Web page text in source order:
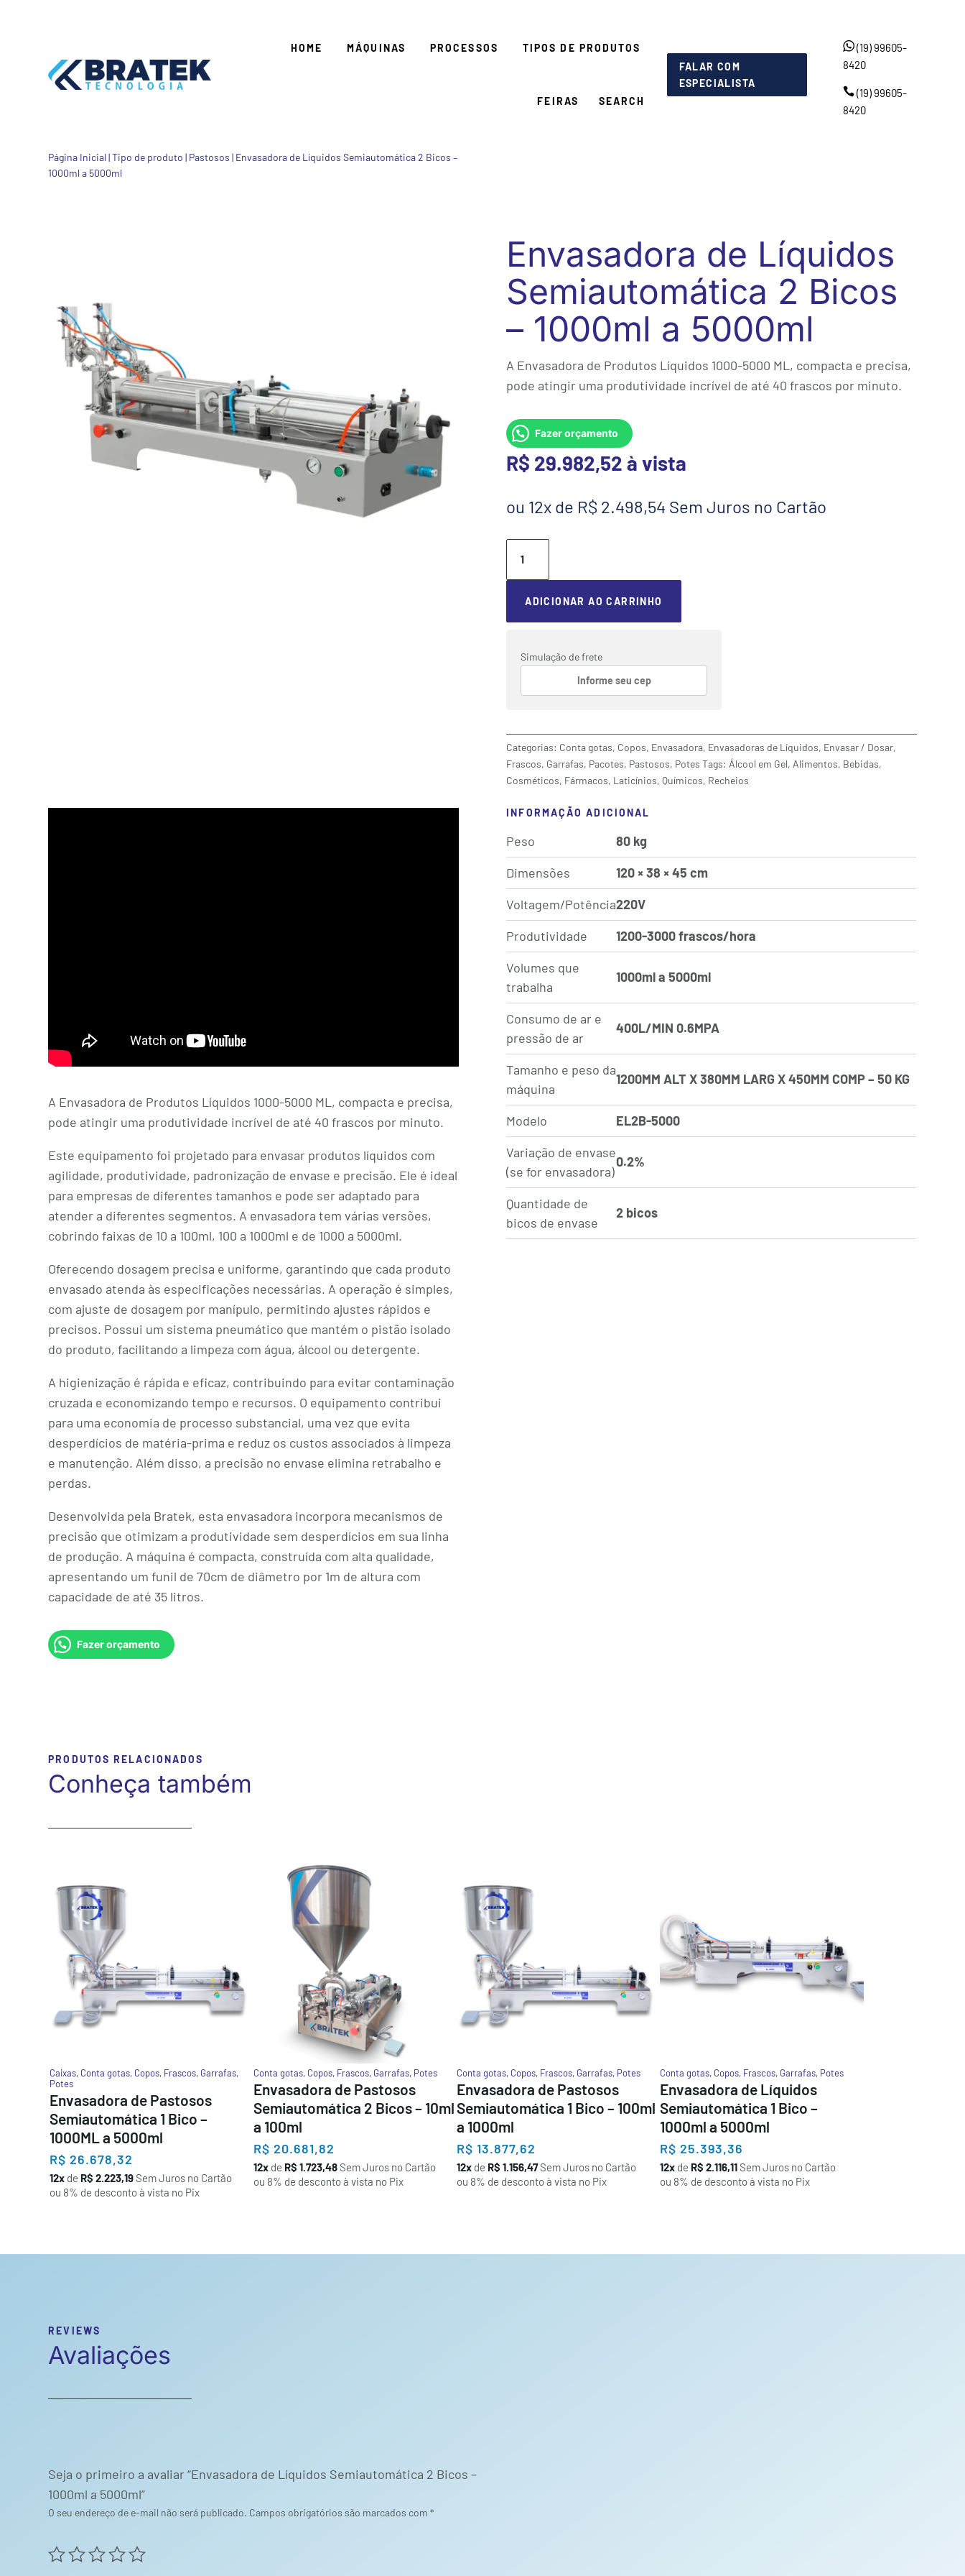
HOME MÁQUINAS PROCESSOS TIPOS DE PRODUTOS
FEIRAS SEARCH
FALAR COM
ESPECIALISTA
(19) 99605-
8420
(19) 99605-
8420
Página Inicial|Tipo de produto | Pastosos | Envasadora de Líquidos Semiautomática 2 Bicos –
1000ml a 5000ml
Envasadora de Líquidos
Semiautomática 2 Bicos
– 1000ml a 5000ml
A Envasadora de Produtos Líquidos 1000-5000 ML, compacta e precisa,
pode atingir uma produtividade incrível de até 40 frascos por minuto.
Fazer orçamento
R$ 29.982,52
ou 12x de R$ 2.498,54 Sem Juros no Cartão
Líquidos
Semiautomática
1000ml
5000ml
ADICIONAR AO CARRINHO
Simulação de frete
Categorias: Conta gotas, Copos, Envasadora, Envasadoras de Líquidos, Envasar / Dosar,
Frascos, Garrafas, Pacotes, Pastosos, Potes Tags: Álcool em Gel, Alimentos, Bebidas,
Cosméticos, Fármacos, Laticínios,Químicos, Recheios
A Envasadora de Produtos Líquidos 1000-5000 ML, compacta e precisa,
pode atingir uma produtividade incrível de até 40 frascos por minuto.
Este equipamento foi projetado para envasar produtos líquidos com
agilidade, produtividade, padronização de envase e precisão. Ele é ideal
para empresas de diferentes tamanhos e pode ser adaptado para
atender a diferentes segmentos. A envasadora tem várias versões,
cobrindo faixas de 10 a 100ml, 100 a 1000ml e de 1000 a 5000ml.
Oferecendo dosagem precisa e uniforme, garantindo que cada produto
envasado atenda às especificações necessárias. A operação é simples,
com ajuste de dosagem por manípulo, permitindo ajustes rápidos e
precisos. Possui um sistema pneumático que mantém o pistão isolado
do produto, facilitando a limpeza com água, álcool ou detergente.
A higienização é rápida e eficaz, contribuindo para evitar contaminação
cruzada e economizando tempo e recursos. O equipamento contribui
para uma economia de processo substancial, uma vez que evita
desperdícios de matéria-prima e reduz os custos associados à limpeza
e manutenção. Além disso, a precisão no envase elimina retrabalho e
perdas.
Desenvolvida pela Bratek, esta envasadora incorpora mecanismos de
precisão que otimizam a produtividade sem desperdícios em sua linha
de produção. A máquina é compacta, construída com alta qualidade,
apresentando um funil de 70cm de diâmetro por 1m de altura com
capacidade de até 35 litros.
Fazer orçamento
INFORMAÇÃO ADICIONAL
Peso
80 kg
Dimensões
120 × 38 × 45 cm
Voltagem/Potência220V
Produtividade
1200-3000 frascos/hora
Volumes que
trabalha
1000ml a 5000ml
Consumo de ar e
pressão de ar
400L/MIN 0.6MPA
Tamanho e peso da
máquina
1200MM ALT X 380MM LARG X 450MM COMP – 50 KG
Modelo
EL2B-5000
Variação de envase
(se for envasadora)
0.2%
Quantidade de
bicos de envase
2 bicos
PRODUTOS RELACIONADOS
Conheça também
Caixas, Conta gotas, Copos, Frascos, Garrafas,
Potes
Envasadora de Pastosos
Semiautomática 1 Bico –
1000ML a 5000ml
R$ 26.678,32
12x de R$ 2.223,19Sem Juros no Cartão
ou 8% de desconto à vista no Pix
Conta gotas, Copos, Frascos, Garrafas, Potes
Envasadora de Pastosos
Semiautomática 2 Bicos – 10ml
a 100ml
R$ 20.681,82
12xde R$ 1.723,48Sem Juros no Cartão
ou 8% de desconto à vista no Pix
Conta gotas, Copos, Frascos, Garrafas, Potes
Envasadora de Pastosos
Semiautomática 1 Bico – 100ml
a 1000ml
R$ 13.877,62
12xde R$ 1.156,47Sem Juros no Cartão
ou 8% de desconto à vista no Pix
Conta gotas, Copos, Frascos, Garrafas, Potes
Envasadora de Líquidos
Semiautomática 1 Bico –
1000ml a 5000ml
R$ 25.393,36
12x de R$ 2.116,11Sem Juros no Cartão
ou 8% de desconto à vista no Pix
REVIEWS
Avaliações
Seja o primeiro a avaliar “Envasadora de Líquidos Semiautomática 2 Bicos –
1000ml a 5000ml”
O seu endereço de e-mail não será publicado. Campos obrigatórios são marcados com*